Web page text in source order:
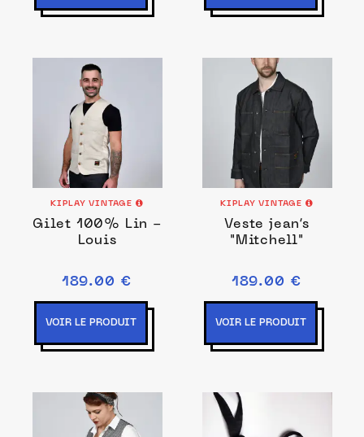
KIPLAY VINTAGE
Gilet 100% Lin -
Louis
189.00 €
VOIR LE PRODUIT
KIPLAY VINTAGE
Veste jean’s
"Mitchell"
189.00 €
VOIR LE PRODUIT